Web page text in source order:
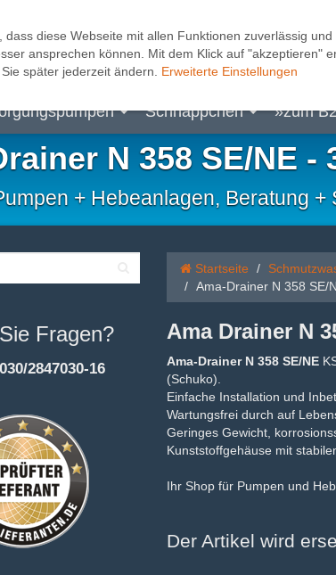
Heizungspumpen
Schnäppchen »zum
N 358 SE/NE -
+ Hebeanlagen, Beratung
Fragen?
030/2847030-16
Startseite
Ama-Drainer N 358 SE/
Ama Drainer N
Ama-Drainer N 358 SE/NE
(Schuko).
Einfache Installation und
Wartungsfrei durch auf
Geringes Gewicht,
Kunststoffgehäuse mit
Ihr Shop für Pumpen und
Der Artikel wird
dass diese Webseite mit allen Funktionen zuverlässig
ansprechen können. Mit dem Klick auf "akzeptieren"
später jederzeit ändern. Erweiterte Einstellungen